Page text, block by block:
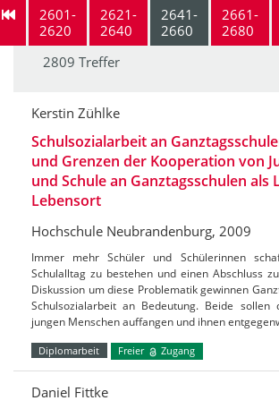
2601-
2620
2621-
2640
2641-
2660
2661-
2680
2809 Treffer
Kerstin Zühlke
Schulsozialarbeit an
und Grenzen der Kooperation von
und Schule an Ganztagsschulen als
Lebensort
Hochschule Neubrandenburg, 2009
Immer mehr Schüler und Schülerinnen
Schulalltag zu bestehen und einen Abschluss
Diskussion um diese Problematik gewinnen
Schulsozialarbeit an Bedeutung. Beide sollen
jungen Menschen auffangen und ihnen
Diplomarbeit Freier Zugang
Daniel Fittke